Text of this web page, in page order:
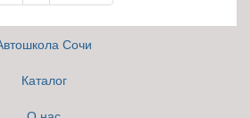
Сочи
Каталог